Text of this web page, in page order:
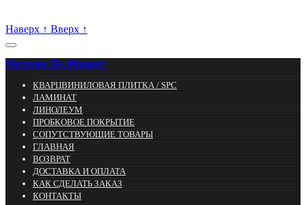
Наверх ↑ Вверх ↑
Магазин ПолМаркет
КВАРЦВИНИЛОВАЯ ПЛИТКА / SPС
ЛАМИНАТ
ЛИНОЛЕУМ
ПРОБКОВОЕ ПОКРЫТИЕ
СОПУТСТВУЮЩИЕ ТОВАРЫ
ГЛАВНАЯ
ВОЗВРАТ
ДОСТАВКА И ОПЛАТА
КАК СДЕЛАТЬ ЗАКАЗ
КОНТАКТЫ